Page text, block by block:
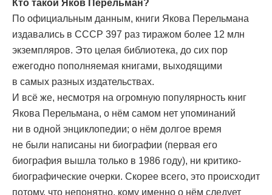
Кто такой Яков Перельман?
По официальным данным, книги Якова Перельмана
издавались в СССР 397 раз тиражом более 12 млн
экземпляров. Это целая библиотека, до сих пор
ежегодно пополняемая книгами, выходящими
в самых разных издательствах.
И всё же, несмотря на огромную популярность книг
Якова Перельмана, о нём самом нет упоминаний
ни в одной энциклопедии; о нём долгое время
не были написаны ни биографии (первая его
биография вышла только в 1986 году), ни критико-
биографические очерки. Скорее всего, это происходит
потому, что непонятно, кому именно о нём следует